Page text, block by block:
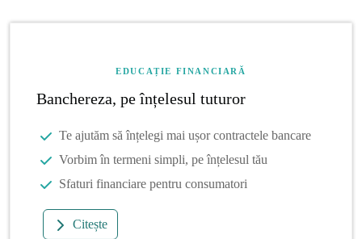
EDUCAȚIE FINANCIARĂ
Banchereza, pe înțelesul tuturor
Te ajutăm să înțelegi mai ușor contractele bancare
Vorbim în termeni simpli, pe înțelesul tău
Sfaturi financiare pentru consumatori
Citește